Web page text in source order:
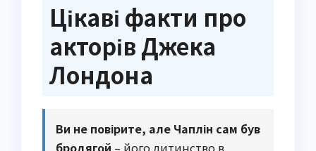
Цікаві факти про
акторів Джека
Лондона
Ви не повірите, але Чаплін сам був